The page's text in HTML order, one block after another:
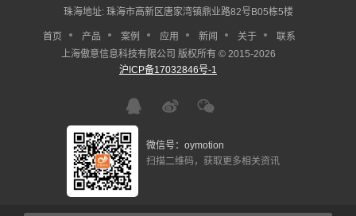
珠海地址: 珠海市高新区唐家湾镇鼎业路82号B05栋5楼
首页 产品 案例 应用 新闻 关于
联系
上海傲意信息科技有限公司 版权所有 © 2015-2026
沪ICP备17032846号-1
微信号：oymotion
扫描二维码，获取更多相关资讯